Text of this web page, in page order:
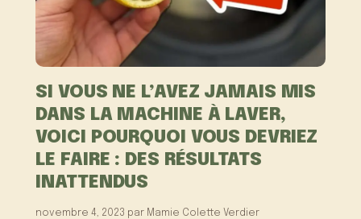
SI VOUS NE L’AVEZ JAMAIS MIS
DANS LA MACHINE À LAVER,
VOICI POURQUOI VOUS DEVRIEZ
LE FAIRE : DES RÉSULTATS
INATTENDUS
novembre 4, 2023 par Mamie Colette Verdier